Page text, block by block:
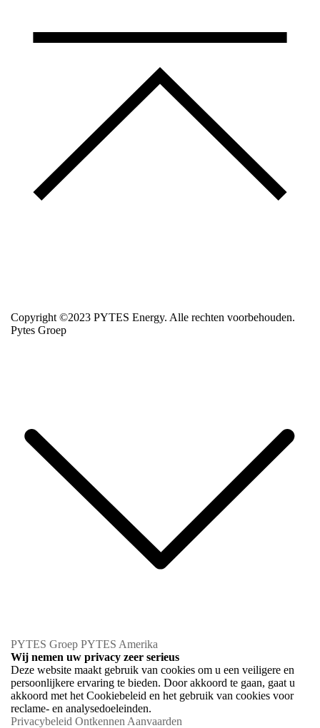
Copyright ©2023 PYTES Energy. Alle rechten voorbehouden.
Pytes Groep
PYTES Groep PYTES Amerika
Wij nemen uw privacy zeer serieus
Deze website maakt gebruik van cookies om u een veiligere en
persoonlijkere ervaring te bieden. Door akkoord te gaan, gaat u
akkoord met het Cookiebeleid en het gebruik van cookies voor
reclame- en analysedoeleinden.
Privacybeleid Ontkennen Aanvaarden